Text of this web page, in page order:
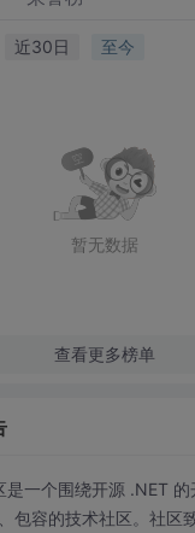
近30日 至今
暂无数据
查看更多榜单
是一个围绕开源 .NET 的
包容的技术社区。社区